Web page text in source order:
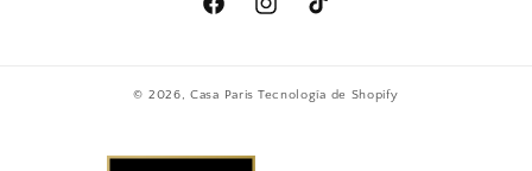
FacebookInstagramTikTok
© 2026,Casa Paris Tecnología de Shopify